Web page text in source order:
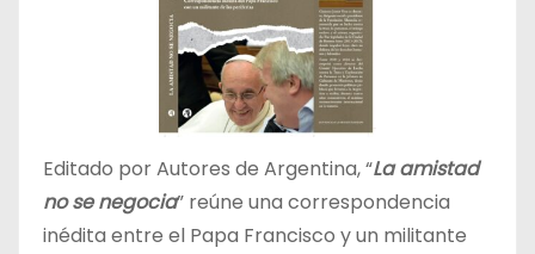
Editado por Autores de Argentina, “La amistad
no se negocia” reúne una correspondencia
inédita entre el Papa Francisco y un militante